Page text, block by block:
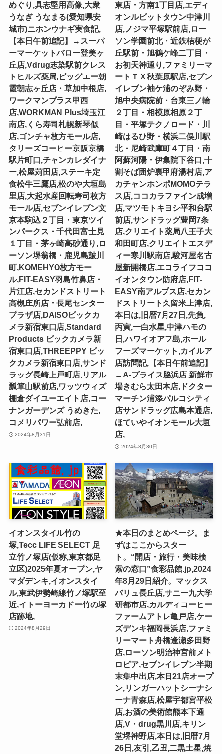
めぐり,具志堅用高像,大衆
うなぎ うなまる(愛知県安
城市)ニホンウナギ実食記,
【本日午前追記】→スーパ
ーマーケットバロー登美ヶ
丘店,Vdrug志染駅前クレス
トヒルズ薬局,ビッグエー朝
霞朝志ヶ丘店・草加中根店,
ワークマンプラス甲西
店,WORKMAN Plus埼玉江
南店,くら寿司札幌新琴似
店,ゴンチャ枚方モール店,
タリーズコーヒー京阪京橋
駅片町口,チャンカレダイナ
ー,松屋苅田店,ステーキ定
食松牛三鷹店,松のや大垣島
里店,大起水産回転寿司枚方
モール店,セブンイレブン文
京本駒込２丁目・東京ツイ
ンパークス・千代田富士見
１丁目・茅ヶ崎高砂通り,ロ
ーソン堺翁橋・鹿児島皷川
町,KOMEHYO枚方モー
ル,FIT-EASY羽島竹鼻店・
片江店,セカンドストリート
高槻庄所店・長尾センター
プラザ店,DAISOビックカ
メラ新宿東口店,Standard
Products ビックカメラ新
宿東口店,THREEPPY ビッ
クカメラ新宿東口店,サンド
ラッグ長崎上戸町店,リアル
瓢箪山駅前店,ワッツウィズ
棚倉ダイユーエイト店,コー
ナンガーデンズ うめきた,
コメリパワー弘前店,
2024年8月31日
東店・方南1丁目店,エディ
オンルビットタウン中津川
店,ノジマ平塚駅前店,ロー
ソン学園前北・近鉄桔梗が
丘駅前・旭鶴ケ峰二丁目・
お初天神通り,ファミリーマ
ートＴＸ秋葉原駅店,セブン
イレブン袖ケ浦のぞみ野・
旭中央病院前・台東三ノ輪
２丁目・相模原相原２丁
目・平塚テクノロード・川
崎はるひ野・横浜二俣川駅
北・尼崎武庫町４丁目・南
阿蘇河陽・伊集院下谷口,十
割そば囲炉裏甲府湯村店,ア
カチャンホンポMOMOテラ
ス店,ココカラファイン成増
店,マツモトキヨシ平和台駅
前店,サンドラッグ豊岡7条
店,クリエイト薬局八王子大
和田町店,クリエイトエスデ
ィー寒川駅南店,駿河屋名古
屋新開橋店,エコライフココ
イオンタウン防府店,FIT-
EASY南アルプス店,セカン
ドストリート久留米上津店,
本日は,旧暦7月27日,先負,
丙寅,一白水星,中津ハモの
日,ハワイオアフ島,ホール
フーズマーケット,カイルア
店訪問記,【本日午前追記】
→A-プライス脇浜店,新鮮市
場きむら太田本店,ドクター
マーチン浦添パルコシティ
店サンドラッグ広島本通店,
ほていやイオンモール大垣
店,
2024年8月30日
イオンスタイル竹の
塚,Tecc LIFE SELECT ⾜
⽴⽵ノ塚店(仮称,東京都足
立区)2025年夏オープン,ヤ
マダデンキ,イオンスタイ
ル,東武伊勢崎線竹ノ塚駅至
近,イトーヨーカドー竹の塚
店跡地,
2024年8月29日
★本日のまとめページ。ま
ずはここからスター
ト。“開店・旅行・美味検
索の窓口”食彩品館.jp,2024
年8月29日紹介。マックス
バリュ長丘店,サニー九大学
研都市店,カルディコーヒー
ファームアトレ亀戸店,ケー
ズデンキ福岡長浜店,ファミ
リーマート舟橋逢瀬多田野
店,ローソン明治神宮前メト
ロピア,セブンイレブン半期
末集中出店,本日21店オープ
ン,リンガーハットシーナシ
ーナ青森店,松屋宇都宮平松
店,お酒の美術館熊本下通
店,V・drug黒川店,キリン
堂堺神野店,本日は,旧暦7月
26日,友引,乙丑,二黒土星,焼